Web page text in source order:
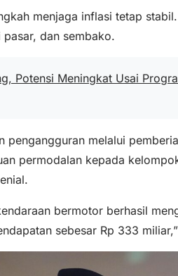
menjaga inflasi tetap
dan sembako.
Potensi Meningkat Usai
pengangguran melalui
permodalan kepada
bermotor berhasil
sebesar Rp 333